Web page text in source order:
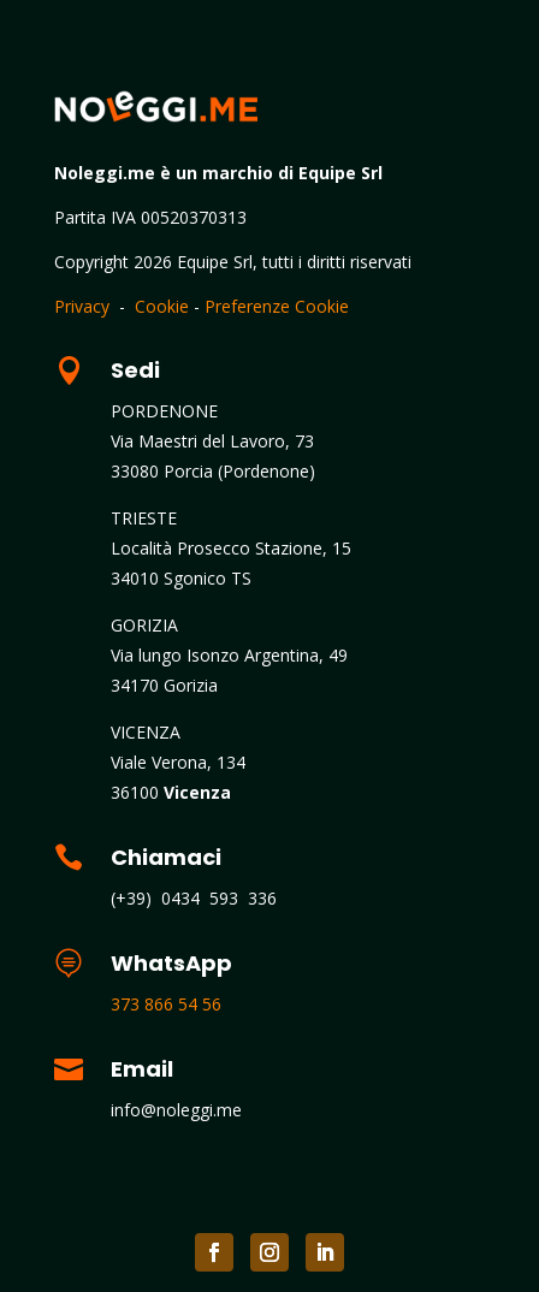
Noleggi.me è un marchio di Equipe Srl
Partita IVA 00520370313
Copyright 2026 Equipe Srl, tutti i diritti riservati
Privacy- Cookie - Preferenze Cookie
 Sedi
PORDENONE
Via Maestri del Lavoro, 73
33080 Porcia (Pordenone)
TRIESTE
Località Prosecco Stazione, 15
34010 Sgonico TS
GORIZIA
Via lungo Isonzo Argentina, 49
34170 Gorizia
VICENZA
Viale Verona, 134
36100 Vicenza
 Chiamaci
(+39) 0434 593 336
 WhatsApp
373 866 54 56
 Email
info@noleggi.me